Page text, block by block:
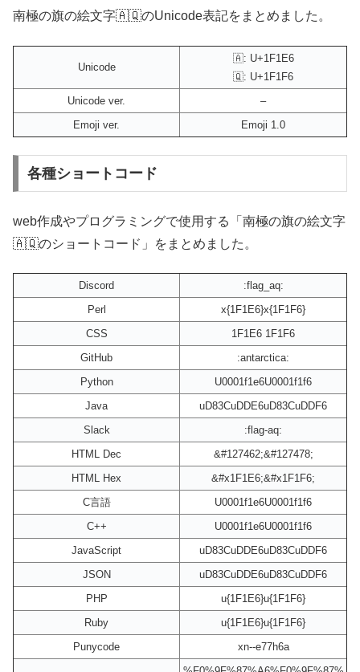
南極の旗の絵文字🇦🇶のUnicode表記をまとめました。
Unicode
🇦: U+1F1E6
🇶: U+1F1F6
Unicode ver.
–
Emoji ver.
Emoji 1.0
各種ショートコード
web作成やプログラミングで使用する「南極の旗の絵文字
🇦🇶のショートコード」をまとめました。
Discord
:flag_aq:
Perl
x{1F1E6}x{1F1F6}
CSS
1F1E6 1F1F6
GitHub
:antarctica:
Python
U0001f1e6U0001f1f6
Java
uD83CuDDE6uD83CuDDF6
Slack
:flag-aq:
HTML Dec
&#127462;&#127478;
HTML Hex
&#x1F1E6;&#x1F1F6;
C言語
U0001f1e6U0001f1f6
C++
U0001f1e6U0001f1f6
JavaScript
uD83CuDDE6uD83CuDDF6
JSON
uD83CuDDE6uD83CuDDF6
PHP
u{1F1E6}u{1F1F6}
Ruby
u{1F1E6}u{1F1F6}
Punycode
xn--e77h6a